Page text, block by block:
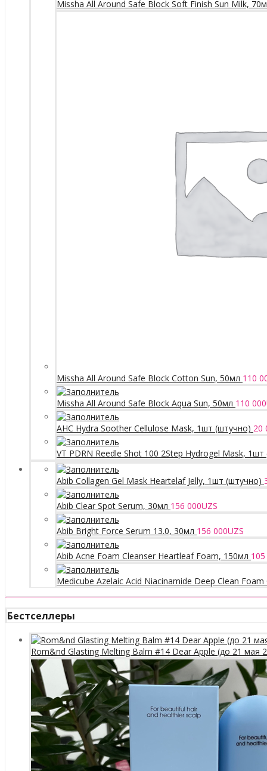
Missha All Around Safe Block Soft Finish Sun Milk,
Missha All Around Safe Block Cotton Sun, 50мл 110
Missha All Around Safe Block Aqua Sun, 50мл 110 000
AHC Hydra Soother Cellulose Mask, 1шт (штучно) 20
VT PDRN Reedle Shot 100 2Step Hydrogel Mask,
Abib Collagen Gel Mask Heartelaf Jelly, 1шт (штучно)
Abib Clear Spot Serum, 30мл 156 000UZS
Abib Bright Force Serum 13.0, 30мл 156 000UZS
Abib Acne Foam Cleanser Heartleaf Foam, 150мл
Medicube Azelaic Acid Niacinamide Deep Clean Foam
Бестселлеры
Rom&nd Glasting Melting Balm #14 Dear Apple (до 21 мая